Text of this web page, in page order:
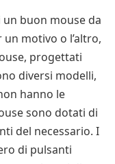
un buon mouse da
motivo o l’altro,
progettati
diversi modelli,
hanno le
sono dotati di
del necessario. I
di pulsanti